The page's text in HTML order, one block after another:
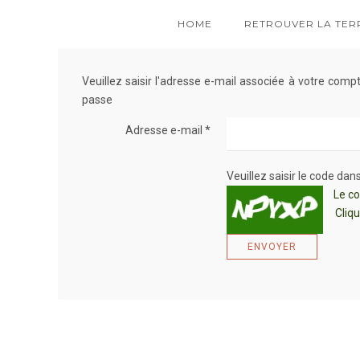
HOME RETROUVER LA
Veuillez saisir l'adresse e-mail associée à votre
passe
Adresse e-mail *
Veuillez saisir le code
Le
ENVOYER